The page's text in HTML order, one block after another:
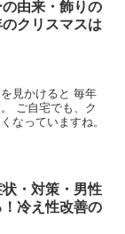
由来・飾りの
クリスマスは
見かけると 毎年
ご自宅でも、ク
なっていますね。
・対策・男性
冷え性改善の